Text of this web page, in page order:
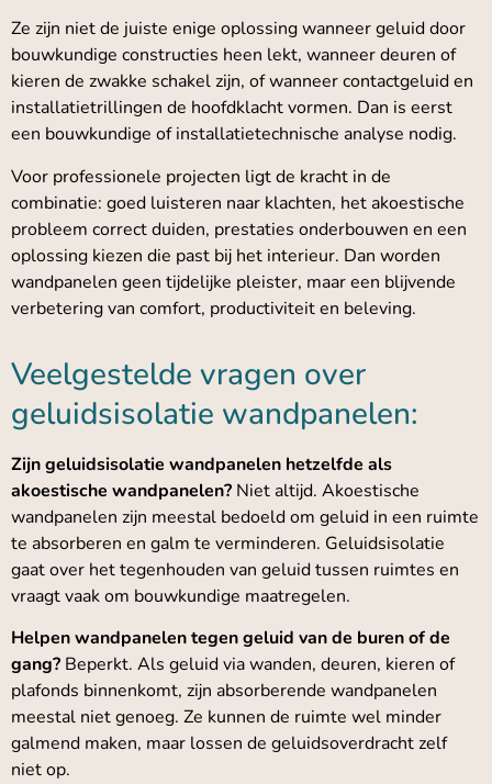
Ze zijn niet de juiste enige oplossing wanneer geluid door
bouwkundige constructies heen lekt, wanneer deuren of
kieren de zwakke schakel zijn, of wanneer contactgeluid en
installatietrillingen de hoofdklacht vormen. Dan is eerst
een bouwkundige of installatietechnische analyse nodig.
Voor professionele projecten ligt de kracht in de
combinatie: goed luisteren naar klachten, het akoestische
probleem correct duiden, prestaties onderbouwen en een
oplossing kiezen die past bij het interieur. Dan worden
wandpanelen geen tijdelijke pleister, maar een blijvende
verbetering van comfort, productiviteit en beleving.
Veelgestelde vragen over
geluidsisolatie wandpanelen:
Zijn geluidsisolatie wandpanelen hetzelfde als
akoestische wandpanelen? Niet altijd. Akoestische
wandpanelen zijn meestal bedoeld om geluid in een ruimte
te absorberen en galm te verminderen. Geluidsisolatie
gaat over het tegenhouden van geluid tussen ruimtes en
vraagt vaak om bouwkundige maatregelen.
Helpen wandpanelen tegen geluid van de buren of de
gang? Beperkt. Als geluid via wanden, deuren, kieren of
plafonds binnenkomt, zijn absorberende wandpanelen
meestal niet genoeg. Ze kunnen de ruimte wel minder
galmend maken, maar lossen de geluidsoverdracht zelf
niet op.